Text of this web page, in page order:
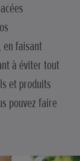
en faisant
à éviter tout
et produits
pouvez faire